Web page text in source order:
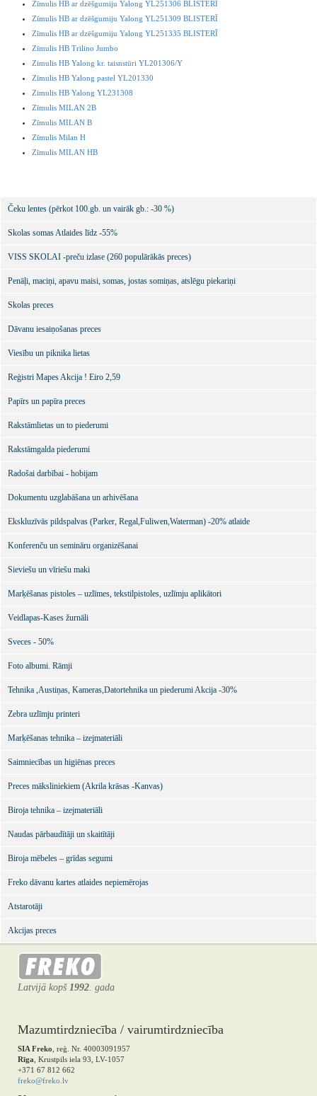
Zīmulis HB ar dzēšgumiju Yalong YL251306 BLISTERĪ
Zīmulis HB ar dzēšgumiju Yalong YL251309 BLISTERĪ
Zīmulis HB ar dzēšgumiju Yalong YL251335 BLISTERĪ
Zīmulis HB Trilino Jumbo
Zimulis HB Yalong kr. taisnstūri YL201306/Y
Zīmulis HB Yalong pastel YL201330
Zimulis HB Yalong YL231308
Zīmulis MILAN 2B
Zīmulis MILAN B
Zīmulis Milan H
Zīmulis MILAN HB
Čeku lentes (pērkot 100.gb. un vairāk gb.: -30 %)
Skolas somas Atlaides līdz -55%
VISS SKOLAI -preču izlase (260 populārākās preces)
Penāļi, maciņi, apavu maisi, somas, jostas somiņas, atslēgu piekariņi
Skolas preces
Dāvanu iesaiņošanas preces
Viesību un piknika lietas
Reģistri Mapes Akcija ! Eiro 2,59
Papīrs un papīra preces
Rakstāmlietas un to piederumi
Rakstāmgalda piederumi
Radošai darbībai - hobijam
Dokumentu uzglabāšana un arhivēšana
Ekskluzīvās pildspalvas (Parker, Regal,Fuliwen,Waterman) -20% atlaide
Konferenču un semināru organizēšanai
Sieviešu un vīriešu maki
Marķēšanas pistoles – uzlīmes, tekstilpistoles, uzlīmju aplikātori
Veidlapas-Kases žurnāli
Sveces - 50%
Foto albumi. Rāmji
Tehnika ,Austiņas, Kameras,Datortehnika un piederumi Akcija -30%
Zebra uzlīmju printeri
Marķēšanas tehnika – izejmateriāli
Saimniecības un higiēnas preces
Preces māksliniekiem (Akrila krāsas -Kanvas)
Biroja tehnika – izejmateriāli
Naudas pārbaudītāji un skaitītāji
Biroja mēbeles – grīdas segumi
Freko dāvanu kartes atlaides nepiemērojas
Atstarotāji
Akcijas preces
Latvijā kopš 1992. gada
Mazumtirdzniecība / vairumtirdzniecība
SIA Freko , reģ. Nr. 40003091957
Rīga , Krustpils iela 93, LV-1057
+371 67 812 662
freko@freko.lv